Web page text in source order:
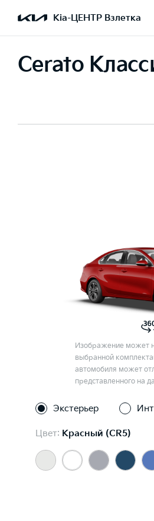
Kia-ЦЕНТР Взлетка
Cerato
Изображение может
выбранной
автомобиля может
представленного на
Экстерьер
Цвет: Красный (CR5)